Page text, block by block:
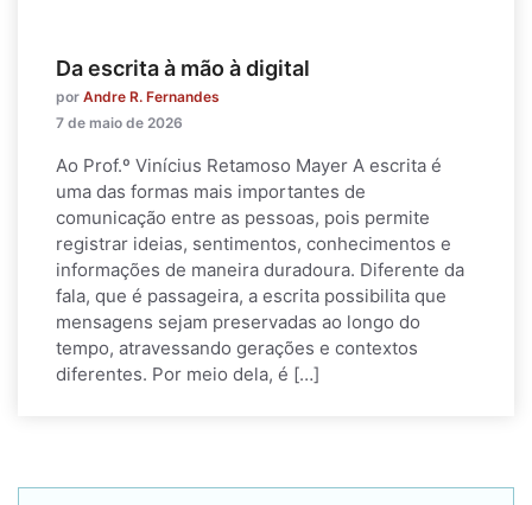
Da escrita à mão à digital
por Andre R. Fernandes
7 de maio de 2026
Ao Prof.º Vinícius Retamoso Mayer A escrita é
uma das formas mais importantes de
comunicação entre as pessoas, pois permite
registrar ideias, sentimentos, conhecimentos e
informações de maneira duradoura. Diferente da
fala, que é passageira, a escrita possibilita que
mensagens sejam preservadas ao longo do
tempo, atravessando gerações e contextos
diferentes. Por meio dela, é […]